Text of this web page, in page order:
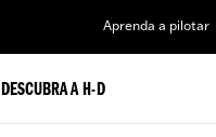
Aprenda a pilotar
DESCUBRA A H-D